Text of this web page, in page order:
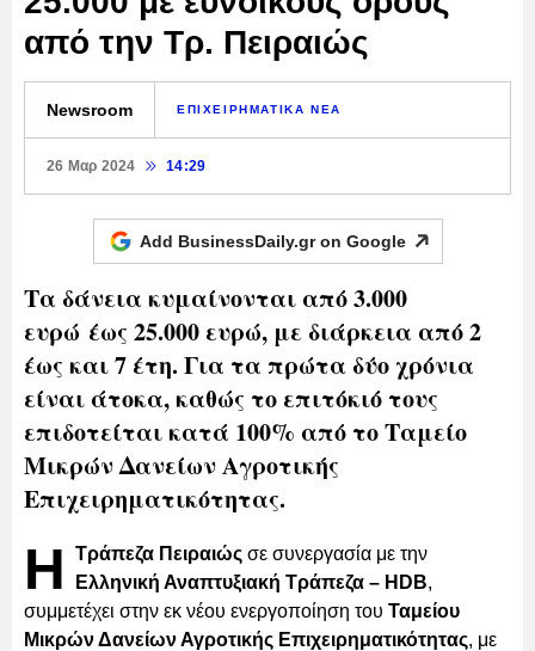
από την Τρ. Πειραιώς
Newsroom ΕΠΙΧΕΙΡΗΜΑΤΙΚΑ ΝΕΑ
26 Μαρ 2024 14:29
Add BusinessDaily.gr on Google
Τα δάνεια κυμαίνονται από 3.000
ευρώ έως 25.000 ευρώ, με διάρκεια από 2
έως και 7 έτη. Για τα πρώτα δύο χρόνια
είναι άτοκα, καθώς το επιτόκιό τους
επιδοτείται κατά 100% από το Ταμείο
Μικρών Δανείων Αγροτικής
Επιχειρηματικότητας.
Η Τράπεζα Πειραιώς σε συνεργασία με την
Ελληνική Αναπτυξιακή Τράπεζα – HDB,
συμμετέχει στην εκ νέου ενεργοποίηση του Ταμείου
Μικρών Δανείων Αγροτικής Επιχειρηματικότητας, με